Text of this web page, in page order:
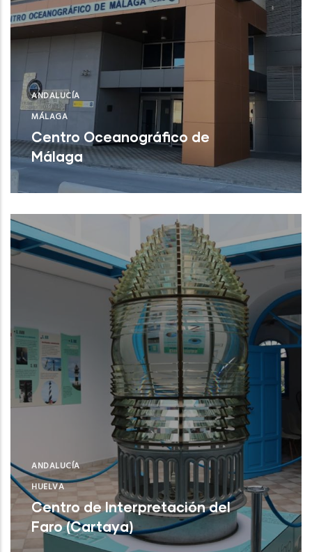
ANDALUCÍA
MÁLAGA
Centro Oceanográfico de
Málaga
Centro Oceanográfico de MálagaNUEVO
ANDALUCÍA
HUELVA
Centro de Interpretación del
Faro (Cartaya)